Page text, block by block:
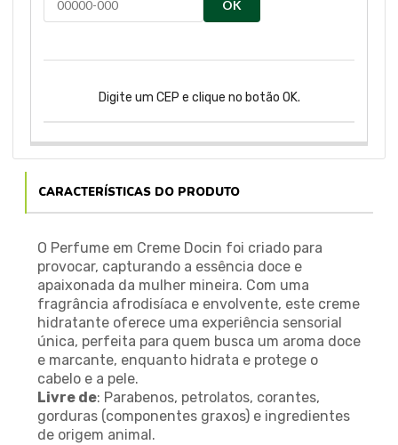
OK
Digite um CEP e clique no botão OK.
CARACTERÍSTICAS DO PRODUTO
O Perfume em Creme Docin foi criado para
provocar, capturando a essência doce e
apaixonada da mulher mineira. Com uma
fragrância afrodisíaca e envolvente, este creme
hidratante oferece uma experiência sensorial
única, perfeita para quem busca um aroma doce
e marcante, enquanto hidrata e protege o
cabelo e a pele.
Livre de: Parabenos, petrolatos, corantes,
gorduras (componentes graxos) e ingredientes
de origem animal.